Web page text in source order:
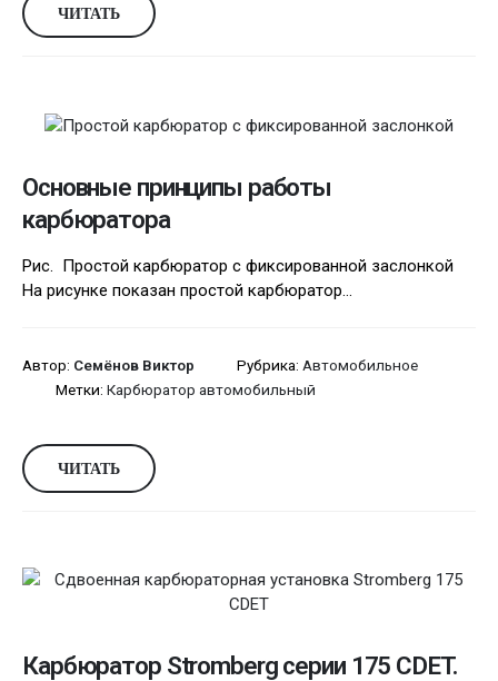
ЧИТАТЬ
Основные принципы работы
карбюратора
Рис. Простой карбюратор с фиксированной заслонкой
На рисунке показан простой карбюратор...
Автор: Семёнов Виктор Рубрика: Автомобильное
Метки: Карбюратор автомобильный
ЧИТАТЬ
Карбюратор Stromberg серии 175 CDET.